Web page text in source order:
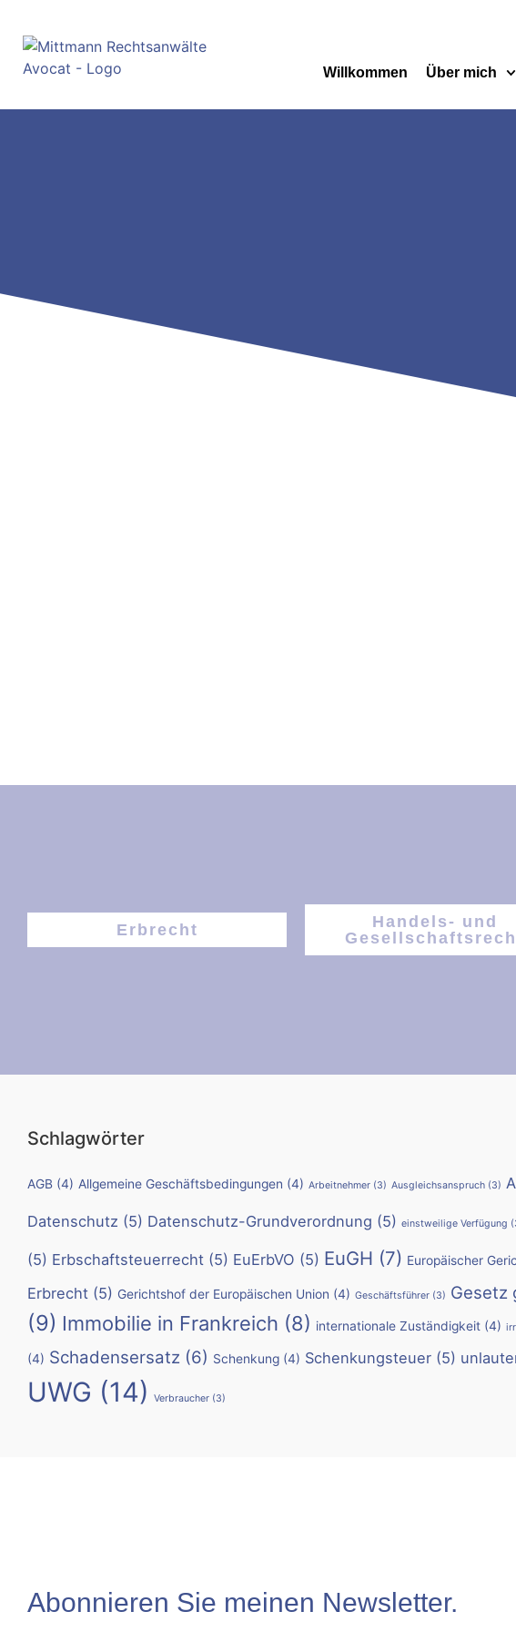
Willkommen Über mich
Erbrecht
Handels- und
Schlagwörter
AGB (4) Allgemeine Geschäftsbedingungen (4) Arbeitnehmer (3) Ausgleichsanspruch (3)
Datenschutz (5) Datenschutz-Grundverordnung (5) einstweilige Verfügung
(5) Erbschaftsteuerrecht (5) EuErbVO (5) EuGH (7) Europäischer
Erbrecht (5) Gerichtshof der Europäischen Union (4) Geschäftsführer (3) Gesetz
(9) Immobilie in Frankreich (8) internationale Zuständigkeit (4)
(4) Schadensersatz (6) Schenkung (4) Schenkungsteuer (5)
UWG (14) Verbraucher (3)
Abonnieren Sie meinen Newsletter.